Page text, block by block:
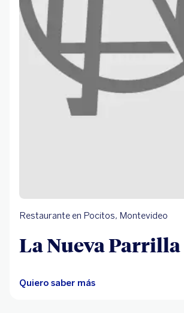
Restaurante en Pocitos, Montevideo
La Nueva Parrilla
Quiero saber más